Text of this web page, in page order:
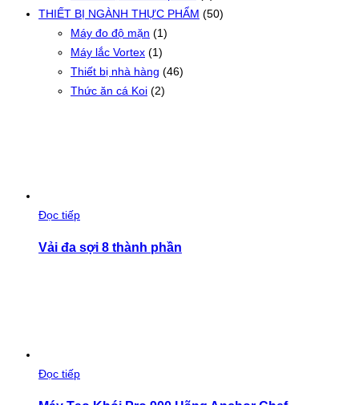
THIẾT BỊ NGÀNH THỰC PHẨM (50)
Máy đo độ mặn (1)
Máy lắc Vortex (1)
Thiết bị nhà hàng (46)
Thức ăn cá Koi (2)
Đọc tiếp
Vải đa sợi 8 thành phần
Đọc tiếp